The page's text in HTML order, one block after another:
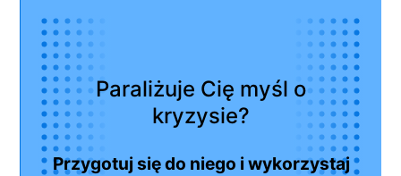
Paraliżuje Cię myśl o
kryzysie?
Przygotuj się do niego i wykorzystaj